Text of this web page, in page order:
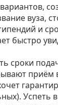
вуза,
и
быстро
сроки
приём
Успеть